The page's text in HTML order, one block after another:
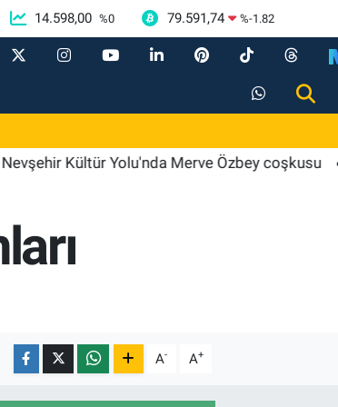
14.598,00 %0 79.591,74 %-1.82
Kültür Yolu'nda Merve Özbey coşkusu
A- A+